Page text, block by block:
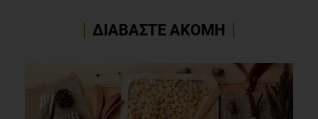
ΔΙΑΒΑΣΤΕ ΑΚΟΜΗ